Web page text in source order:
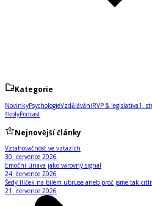
Kategorie
NovinkyPsychologieVzděláváníRVP & legislativa1.
školyPodcast
Nejnovější články
Vztahovačnost ve vztazích
30. července 2026
Emoční únava jako varovný signál
24. července 2026
Šedý flíček na bílém ubruse aneb proč jsme tak
21. července 2026